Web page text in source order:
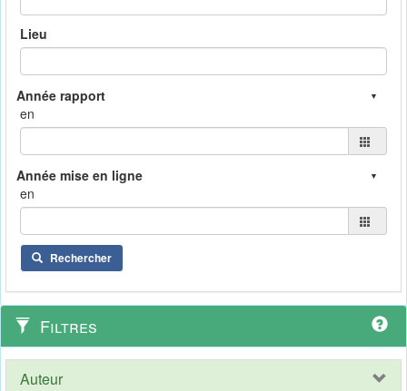
Lieu
en
en
Rechercher
Filtres
Auteur